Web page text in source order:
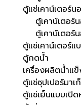
ตู้แช่เคาน์เตอร์น
ตู้เคาน์เตอ
ตู้เคาน์เตอร์
ตู้แช่เคาน์เตอร์แ
ตู้กดน้ำ
เครื่องผลิตน้ำแ
ตู้แช่ซุปเปอร์มาเ
ตู้แช่เย็นแบบเปิด